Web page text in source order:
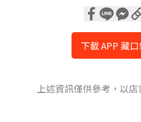
下載 APP 藏
上述資訊僅供參考，以